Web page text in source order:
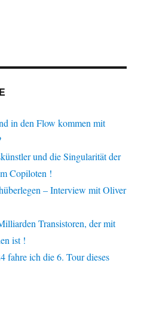
in den Flow kommen mit
und die Singularität der
Copiloten !
– Interview mit Oliver
Transistoren, der mit
ist !
fahre ich die 6. Tour dieses